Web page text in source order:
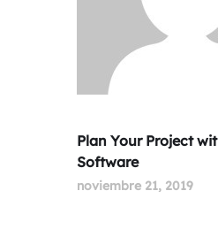
Plan Your Project
Software
noviembre 21, 2019